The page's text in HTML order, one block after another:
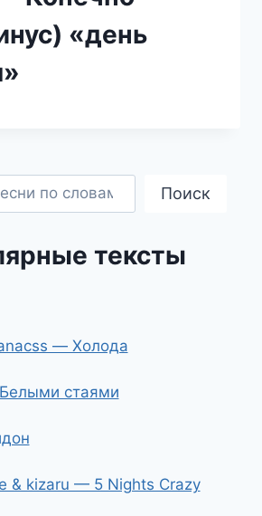
«день
Поиск
тексты
— Холода
стаями
& kizaru — 5 Nights Crazy